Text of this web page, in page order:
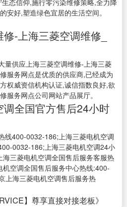
态信仰,施行零污染维修策略,全力降
安好,塑造绿色宜居的生活空间。
-上海三菱空调维修_
量供应上海三菱空调维修-上海三菱
服务网点是优质的供应商,已经成为
权威资信机构认证,诚信指数良好,欲
服务网点公司网站产品展厅。
全国官方售后24小时
线400-0032-186;上海三菱电机空调
0032-186;上海三菱电机空调24小
三菱电机空调全国售后服务客服热
空调全国售后服务中心热线:400-
上海三菱电机空调售后服务热
】尊享直接对接老板》